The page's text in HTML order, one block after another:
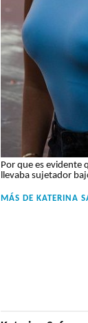
Por que es evidente
llevaba sujetador
MÁS DE KATERINA